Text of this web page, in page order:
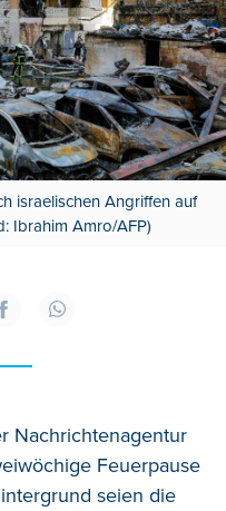
israelischen Angriffen auf
Ibrahim Amro/AFP)
Nachrichtenagentur
Feuerpause
seien die